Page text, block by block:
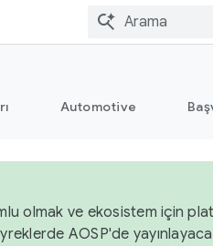
Automotive
olmak ve ekosistem için
AOSP'de